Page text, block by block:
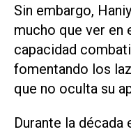
Sin embargo,
mucho que ver en
capacidad
fomentando los
que no oculta su
Durante la década